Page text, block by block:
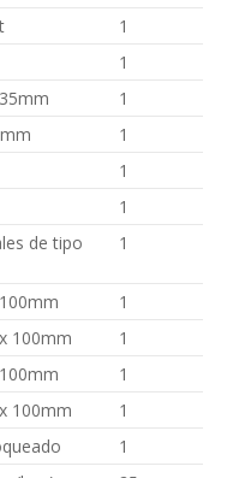
1
1
1
1
1
1
de tipo
1
1
100mm
1
1
100mm
1
1